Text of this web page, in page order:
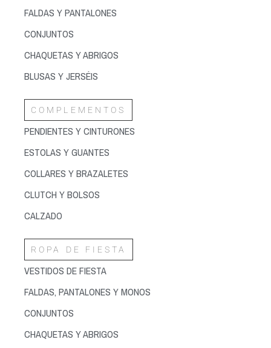
FALDAS Y PANTALONES
CONJUNTOS
CHAQUETAS Y ABRIGOS
BLUSAS Y JERSÉIS
COMPLEMENTOS
PENDIENTES Y CINTURONES
ESTOLAS Y GUANTES
COLLARES Y BRAZALETES
CLUTCH Y BOLSOS
CALZADO
ROPA DE FIESTA
VESTIDOS DE FIESTA
FALDAS, PANTALONES Y MONOS
CONJUNTOS
CHAQUETAS Y ABRIGOS